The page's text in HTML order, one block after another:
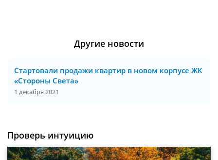
Другие новости
Стартовали продажи квартир в новом корпусе ЖК
«Стороны Света»
1 декабря 2021
Проверь интуицию